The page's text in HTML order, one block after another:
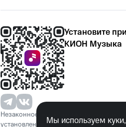
Установите
КИОН Музыка
Незаконное потребление
установленную законодательством
Мы используем